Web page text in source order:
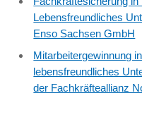
Lebensfreundliches
Enso Sachsen GmbH
Mitarbeitergewinnung
lebensfreundliches
der Fachkräfteallianz